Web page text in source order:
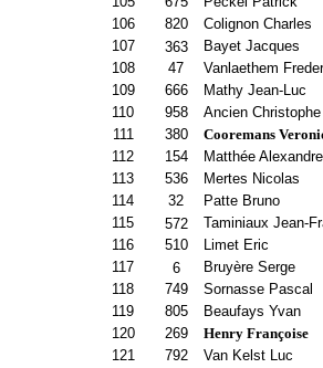
106
820
Colignon Charles
107
363
Bayet Jacques
108
47
Vanlaethem
109
666
Mathy Jean-Luc
110
958
Ancien Christophe
111
380
Cooremans
112
154
Matthée Alexandre
113
536
Mertes Nicolas
114
32
Patte Bruno
115
572
Taminiaux Jean-
116
510
Limet Eric
117
6
Bruyère Serge
118
749
Sornasse Pascal
119
805
Beaufays Yvan
120
269
Henry Françoise
121
792
Van Kelst Luc